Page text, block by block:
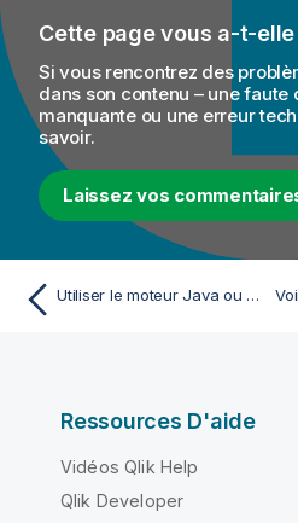
Cette page vous a-t-elle
Si vous rencontrez des
dans son contenu – une faute
manquante ou une erreur
savoir.
Laissez vos
Utiliser le moteur Java ou SQL
Ressources D'aide
Vidéos Qlik Help
Qlik Developer